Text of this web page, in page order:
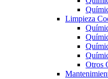
Limpieza
Otros